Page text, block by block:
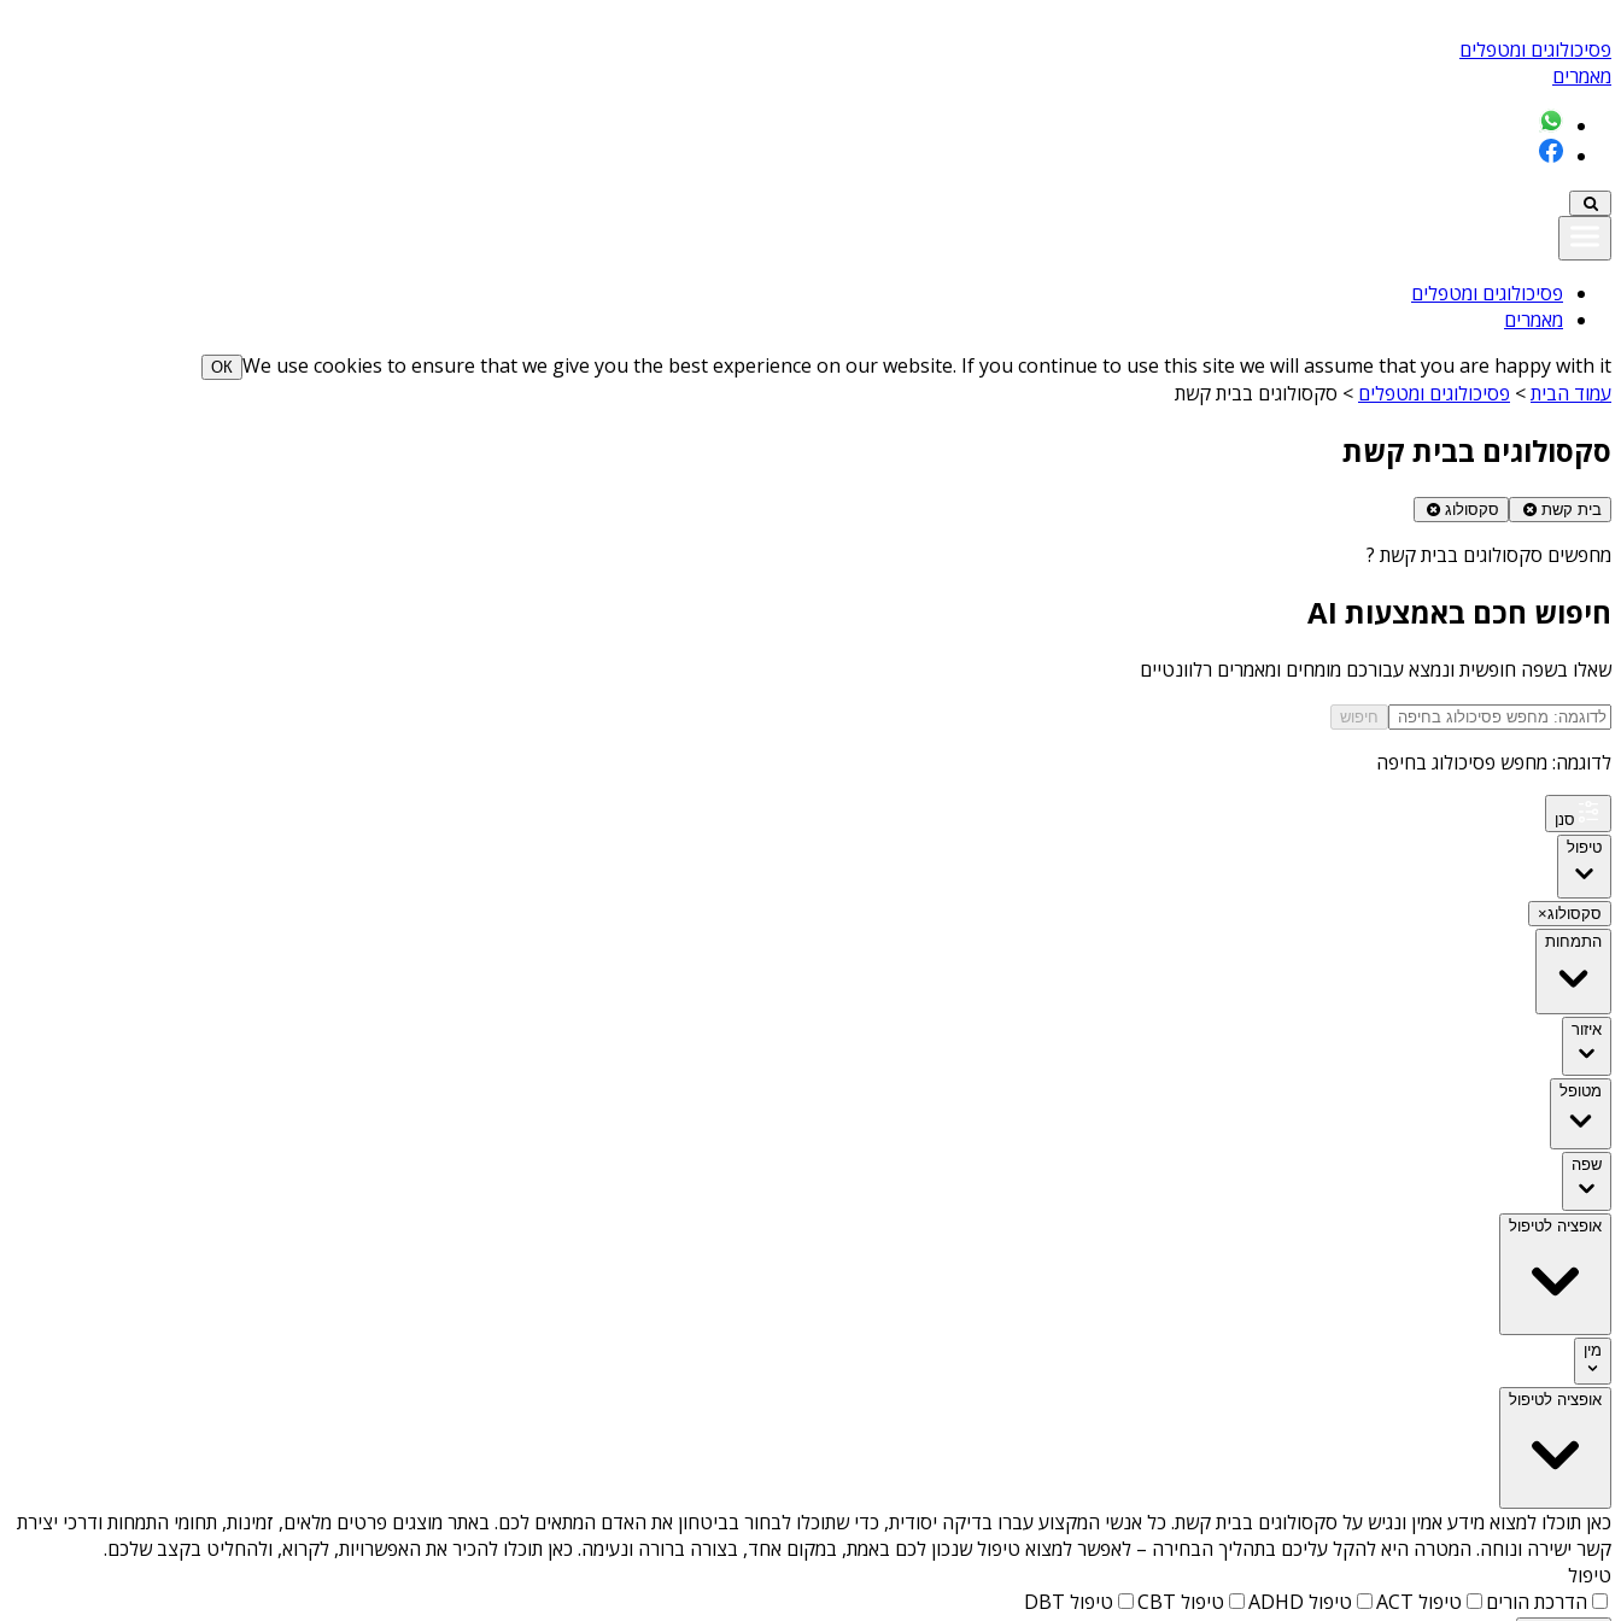
פסיכולוגים ומטפלים
מאמרים
פסיכולוגים ומטפלים
מאמרים
We use cookies to ensure that we give you the best experience on our website. If you continue to use this site we will assume that you are happy with it
ОК
עמוד הבית> פסיכולוגים ומטפלים > סקסולוגים בבית קשת
סקסולוגים בבית קשת
בית קשת סקסולוג
מחפשים סקסולוגים בבית קשת ?
חיפוש חכם באמצעות AI
שאלו בשפה חופשית ונמצא עבורכם מומחים ומאמרים רלוונטיים
חיפוש
לדוגמה: מחפש פסיכולוג בחיפה
סנן
טיפול
סקסולוג×
התמחות
איזור
מטופל
שפה
אופציה לטיפול
מין
אופציה לטיפול
כאן תוכלו למצוא מידע אמין ונגיש על סקסולוגים בבית קשת. כל אנשי המקצוע עברו בדיקה יסודית, כדי שתוכלו לבחור בביטחון את האדם המתאים לכם. באתר מוצגים פרטים מלאים, זמינות, תחומי התמחות ודרכי יצירת
קשר ישירה ונוחה. המטרה היא להקל עליכם בתהליך הבחירה – לאפשר למצוא טיפול שנכון לכם באמת, במקום אחד, בצורה ברורה ונעימה. כאן תוכלו להכיר את האפשרויות, לקרוא, ולהחליט בקצב שלכם.
טיפול
הדרכת הורים
טיפול ACT טיפול ADHD טיפול CBT טיפול DBT